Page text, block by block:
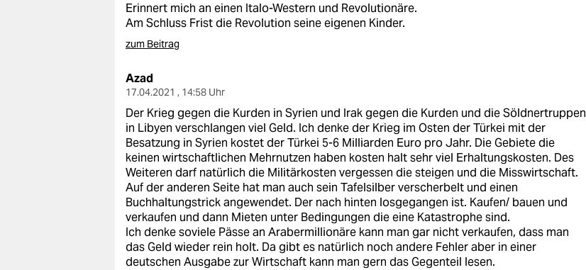
Erinnert mich an einen Italo-Western und Revolutionäre.
Am Schluss Frist die Revolution seine eigenen Kinder.
zum Beitrag
Azad
17.04.2021 , 14:58 Uhr
Der Krieg gegen die Kurden in Syrien und Irak gegen die Kurden und die Söldnertruppen
in Libyen verschlangen viel Geld. Ich denke der Krieg im Osten der Türkei mit der
Besatzung in Syrien kostet der Türkei 5-6 Milliarden Euro pro Jahr. Die Gebiete die
keinen wirtschaftlichen Mehrnutzen haben kosten halt sehr viel Erhaltungskosten. Des
Weiteren darf natürlich die Militärkosten vergessen die steigen und die Misswirtschaft.
Auf der anderen Seite hat man auch sein Tafelsilber verscherbelt und einen
Buchhaltungstrick angewendet. Der nach hinten losgegangen ist. Kaufen/ bauen und
verkaufen und dann Mieten unter Bedingungen die eine Katastrophe sind.
Ich denke soviele Pässe an Arabermillionäre kann man gar nicht verkaufen, dass man
das Geld wieder rein holt. Da gibt es natürlich noch andere Fehler aber in einer
deutschen Ausgabe zur Wirtschaft kann man gern das Gegenteil lesen.